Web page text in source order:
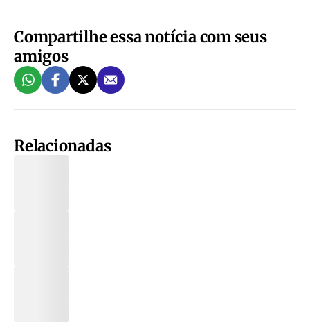
Compartilhe essa notícia com seus
amigos
Relacionadas